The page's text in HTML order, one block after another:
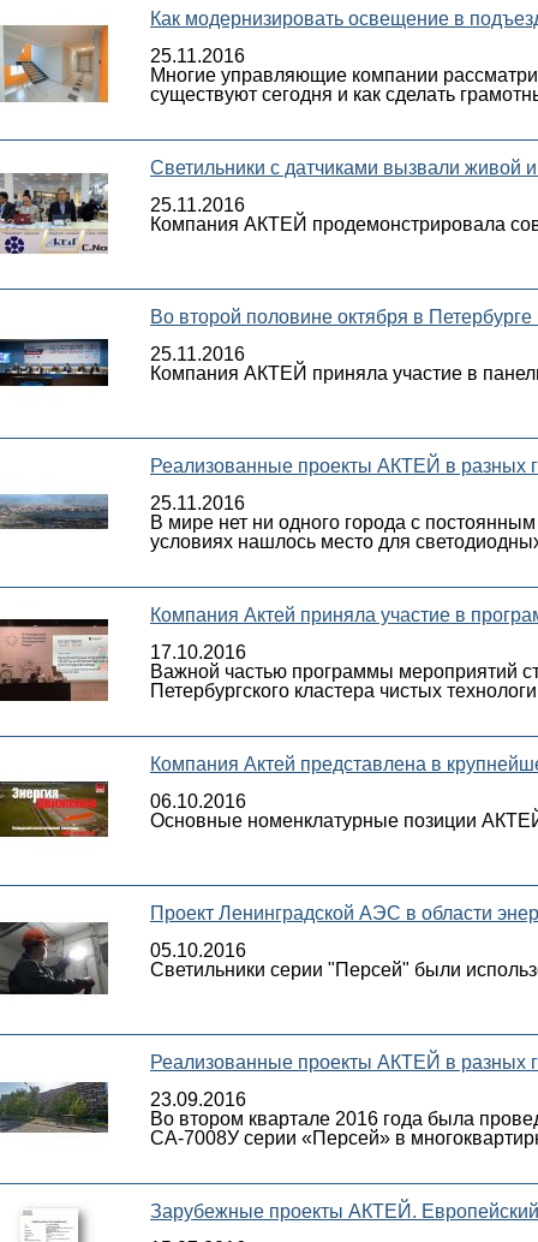
Как модернизировать освещение в
25.11.2016
Многие управляющие компании
существуют сегодня и как сделать
Светильники с датчиками вызвали
25.11.2016
Компания АКТЕЙ продемонстрировала
Во второй половине октября в
25.11.2016
Компания АКТЕЙ приняла участие в
Реализованные проекты АКТЕЙ в разных
25.11.2016
В мире нет ни одного города с
условиях нашлось место для
Компания Актей приняла участие в
17.10.2016
Важной частью программы мероприятий
Петербургского кластера чистых
Компания Актей представлена в
06.10.2016
Основные номенклатурные позиции
Проект Ленинградской АЭС в области
05.10.2016
Светильники серии "Персей" были
Реализованные проекты АКТЕЙ в разных
23.09.2016
Во втором квартале 2016 года была
СА-7008У серии «Персей» в
Зарубежные проекты АКТЕЙ.